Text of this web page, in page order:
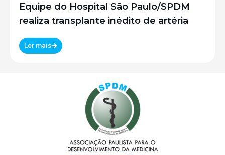
Equipe do Hospital São Paulo/SPDM
realiza transplante inédito de artéria
Ler mais